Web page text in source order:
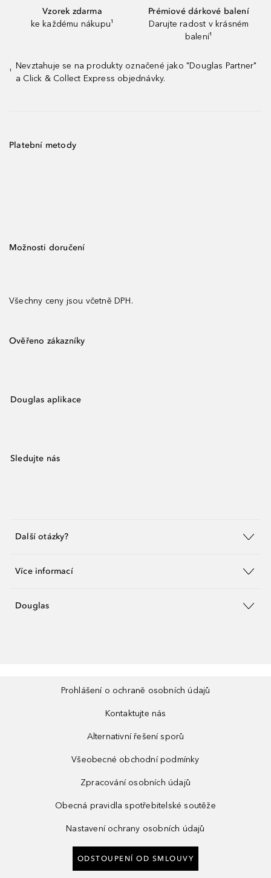
Vzorek zdarma
ke každému nákupu¹
Prémiové dárkové balení
Darujte radost v krásném
balení¹
¹
Nevztahuje se na produkty označené jako "Douglas Partner"
a Click & Collect Express objednávky.
Platební metody
Možnosti doručení
Všechny ceny jsou včetně DPH.
Ověřeno zákazníky
Douglas aplikace
Sledujte nás
Další otázky?
Více informací
Douglas
Prohlášení o ochraně osobních údajů
Kontaktujte nás
Alternativní řešení sporů
Všeobecné obchodní podmínky
Zpracování osobních údajů
Obecná pravidla spotřebitelské soutěže
Nastavení ochrany osobních údajů
ODSTOUPENÍ OD SMLOUVY